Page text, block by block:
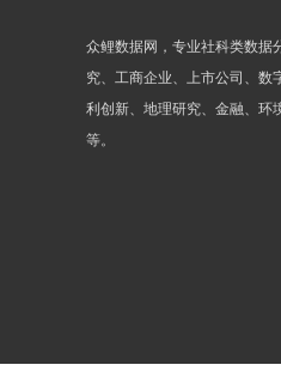
众鲤数据网，专业社科类数据
究、工商企业、上市公司、数
利创新、地理研究、金融、环
等。